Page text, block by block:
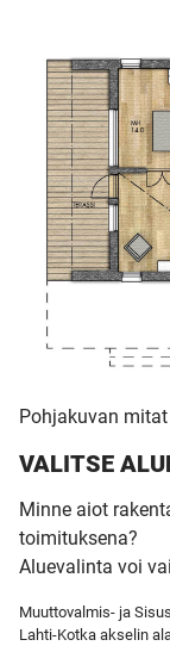
Pohjakuvan
VALITSE
Minne aiot
toimituksena?
Aluevalinta voi
Muuttovalmis- ja
Lahti-Kotka akselin